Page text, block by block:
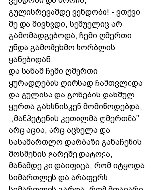
გულისრევამდე ვენდობი! - ვთქვი
მე და მივხვდი, სემუელიც არ
გამომადგებოდა, ჩემი ღმერთი
უნდა გამომეხმო ხორბლის
ყანებიდან.
და სანამ ჩემი ღმერთი
ყურადღების ღირსად ჩამთვლიდა
და გულისა და გონების დახშულ
ყურთა გახსნისკენ მომიწოდებდა,
,,მანჰეტენის კეთილმა ღმერთმა’’
არც აცია, არც აცხელა და
სასამართლო დარბაზი განაჩენის
მოსმენის გარეშე დატოვა,
მანამდე კი დაიფიცა, რომ იტყოდა
სიმართლეს და არაფერს